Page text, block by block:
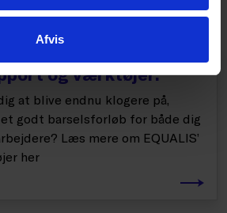
Afvis
og værktøjer:
at blive endnu klogere på,
godt barselsforløb for både dig
Læs mere om EQUALIS’
her